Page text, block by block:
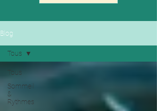
Blog
Tous
Sommeil
&
Rythmes
Tous